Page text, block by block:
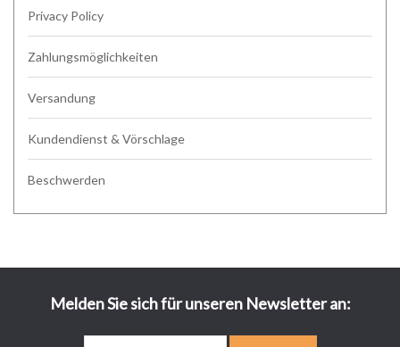
Privacy Policy
Zahlungsmöglichkeiten
Versandung
Kundendienst & Vörschlage
Beschwerden
Melden Sie sich für unseren Newsletter an: